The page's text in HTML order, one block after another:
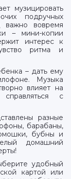
музицировать
подручных
важно вовремя
– мини-копии
интерес к
ритма и
– дать ему
Музыка
влияет на
с
разные
барабаны,
бубны и
домашний
удобный
картой или